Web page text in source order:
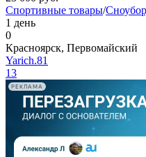
Спортивные товары/
1 день
0
Красноярск, Первомайский
Yarich.81
13
РЕКЛАМА